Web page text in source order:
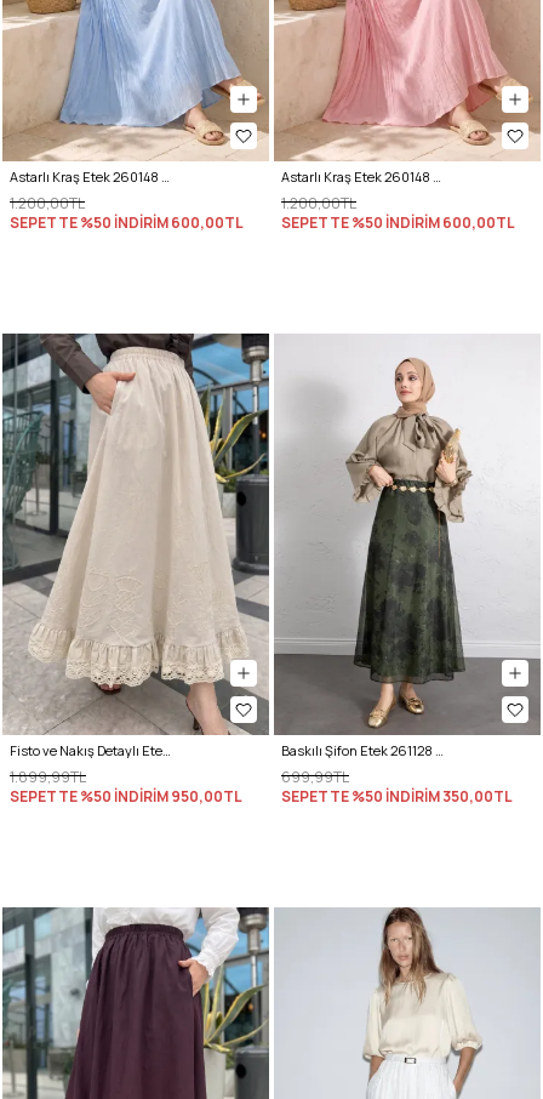
Astarlı Kraş Etek 260148 - BEBE MAVİSİ
1.200,00TL
SEPETTE %50 İNDİRİM600,00TL
Astarlı Kraş Etek 260148 - PEMBE
1.200,00TL
SEPETTE %50 İNDİRİM600,00TL
Fisto ve Nakış Detaylı Etek 2329 - BEJ
1.899,99TL
SEPETTE %50 İNDİRİM950,00TL
Baskılı Şifon Etek 261128 - HAKİ
699,99TL
SEPETTE %50 İNDİRİM350,00TL